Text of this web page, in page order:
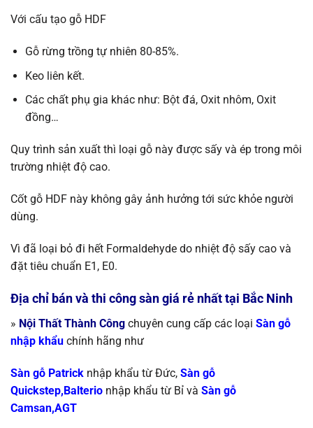
Với cấu tạo gỗ HDF
Gỗ rừng trồng tự nhiên 80-85%.
Keo liên kết.
Các chất phụ gia khác như: Bột đá, Oxit nhôm, Oxit
đồng…
Quy trình sản xuất thì loại gỗ này được sấy và ép trong môi
trường nhiệt độ cao.
Cốt gỗ HDF này không gây ảnh hưởng tới sức khỏe người
dùng.
Vì đã loại bỏ đi hết Formaldehyde do nhiệt độ sấy cao và
đặt tiêu chuẩn E1, E0.
Địa chỉ bán và thi công sàn giá rẻ nhất tại Bắc Ninh
» Nội Thất Thành Công chuyên cung cấp các loại Sàn gỗ
nhập khẩu chính hãng như
Sàn gỗ Patrick nhập khẩu từ Đức, Sàn gỗ
Quickstep,Balterio nhập khẩu từ Bỉ và Sàn gỗ
Camsan,AGT